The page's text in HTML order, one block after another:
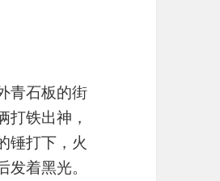
青石板的街
铁出神，
锤打下，火
着黑光。